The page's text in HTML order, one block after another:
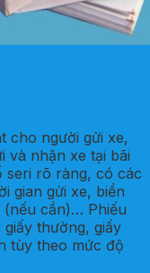
cho người gửi xe,
và nhận xe tại bãi
seri rõ ràng, có các
gian gửi xe, biển
(nếu cần)… Phiếu
thường, giấy
tùy theo mức độ